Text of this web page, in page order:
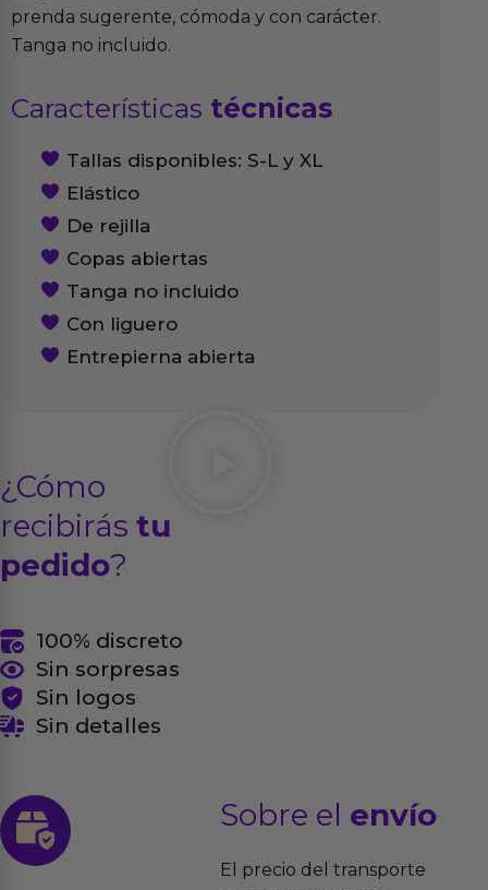
prenda sugerente, cómoda y con carácter.
Tanga no incluido.
Características técnicas
Tallas disponibles: S-L y XL
Elástico
De rejilla
Copas abiertas
Tanga no incluido
Con liguero
Entrepierna abierta
¿Cómo
recibirás tu
pedido?
100% discreto
Sin sorpresas
Sin logos
Sin detalles
Sobre el envío
El precio del transporte